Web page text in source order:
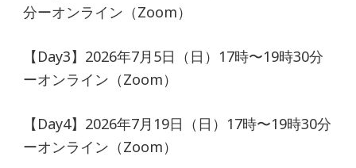
分ーオンライン（Zoom）
【Day3】2026年7月5日（日）17時〜19時30分
ーオンライン（Zoom）
【Day4】2026年7月19日（日）17時〜19時30分
ーオンライン（Zoom）